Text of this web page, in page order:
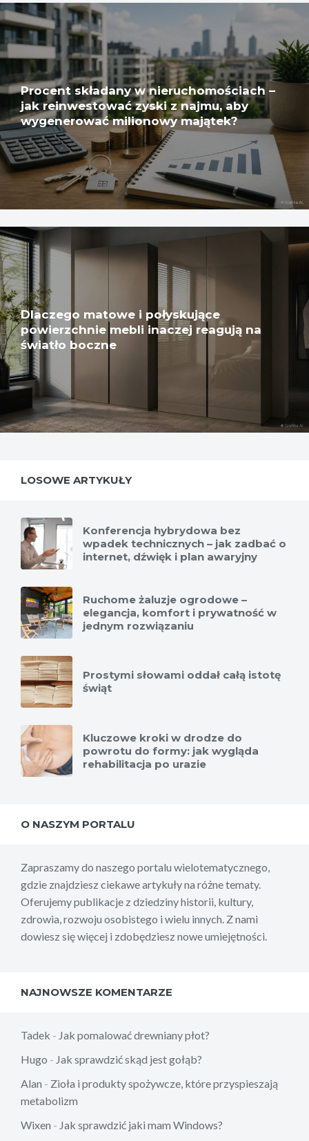
Procent składany w nieruchomościach –
jak reinwestować zyski z najmu, aby
wygenerować milionowy majątek?
Dlaczego matowe i połyskujące
powierzchnie mebli inaczej reagują na
światło boczne
LOSOWE ARTYKUŁY
Konferencja hybrydowa bez
wpadek technicznych – jak zadbać o
internet, dźwięk i plan awaryjny
Ruchome żaluzje ogrodowe –
elegancja, komfort i prywatność w
jednym rozwiązaniu
Prostymi słowami oddał całą istotę
świąt
Kluczowe kroki w drodze do
powrotu do formy: jak wygląda
rehabilitacja po urazie
O NASZYM PORTALU
Zapraszamy do naszego portalu wielotematycznego,
gdzie znajdziesz ciekawe artykuły na różne tematy.
Oferujemy publikacje z dziedziny historii, kultury,
zdrowia, rozwoju osobistego i wielu innych. Z nami
dowiesz się więcej i zdobędziesz nowe umiejętności.
NAJNOWSZE KOMENTARZE
Tadek - Jak pomalować drewniany płot?
Hugo - Jak sprawdzić skąd jest gołąb?
Alan - Zioła i produkty spożywcze, które przyspieszają
metabolizm
Wixen - Jak sprawdzić jaki mam Windows?